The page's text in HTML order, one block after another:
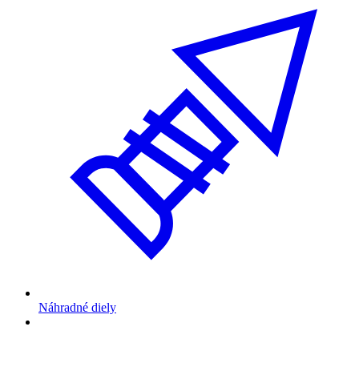
Náhradné diely